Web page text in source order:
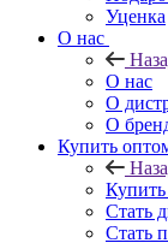
Уценка
О нас
О нас
О
О
Купить
Стать
Стать